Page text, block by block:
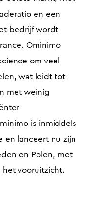
en een
bedrijf wordt
Ominimo
om veel
wat leidt tot
met weinig
is inmiddels
en lanceert nu zijn
en Polen, met
het vooruitzicht.